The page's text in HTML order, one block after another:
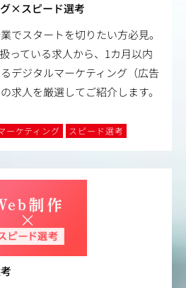
×スピード選考
でスタートを切りたい方必見。
っている求人から、1カ月以内
デジタルマーケティング（広告
求人を厳選してご紹介します。
ーケティング スピード選考